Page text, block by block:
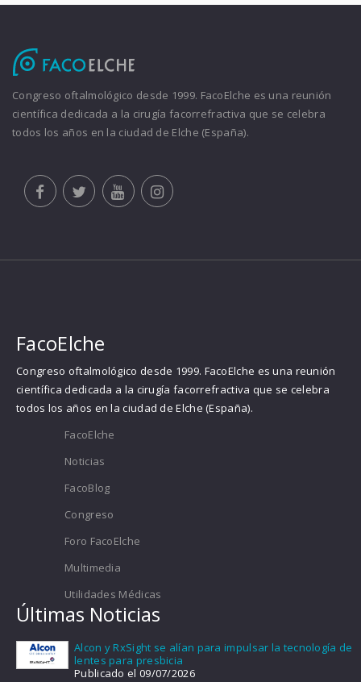
Congreso oftalmológico desde 1999. FacoElche es una reunión
científica dedicada a la cirugía facorrefractiva que se celebra
todos los años en la ciudad de Elche (España).
FacoElche
Congreso oftalmológico desde 1999. FacoElche es una reunión
científica dedicada a la cirugía facorrefractiva que se celebra
todos los años en la ciudad de Elche (España).
FacoElche
Noticias
FacoBlog
Congreso
Foro FacoElche
Multimedia
Utilidades Médicas
Últimas Noticias
Alcon y RxSight se alían para impulsar la tecnología de
lentes para presbicia
Publicado el 09/07/2026